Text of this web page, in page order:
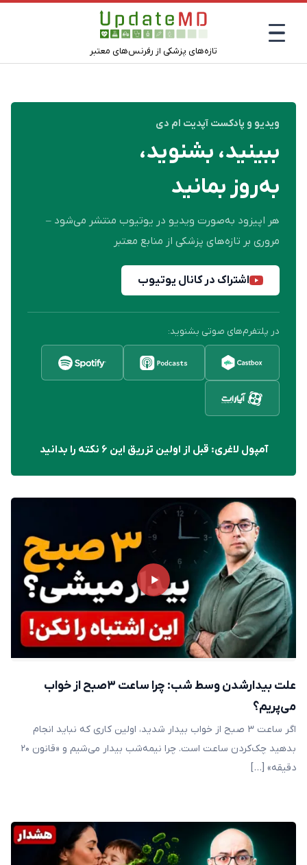
تازه‌های پزشکی از رفرنس‌های معتبر
ویدیو و پادکست آپدیت ام دی
ببینید، بشنوید،
به‌روز بمانید
هر اپیزود به‌صورت ویدیو در یوتیوب منتشر می‌شود –
مروری بر تازه‌های پزشکی از منابع معتبر
اشتراک در کانال یوتیوب
در پلتفرم‌های صوتی بشنوید:
آمپول لاغری: قبل از اولین تزریق این ۶ نکته را بدانید
علت بیدارشدن وسط شب: چرا ساعت ۳صبح از خواب
می‌پریم؟
اگر ساعت ۳ صبح از خواب بیدار شدید، اولین کاری که نباید انجام
بدهید چک‌کردن ساعت است. چرا نیمه‌شب بیدار می‌شیم و «قانون ۲۰
دقیقه» […]